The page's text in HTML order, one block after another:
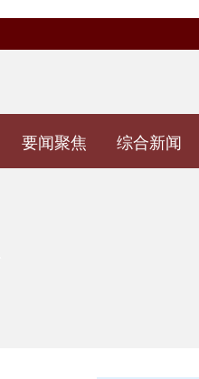
要闻聚焦 综合新闻